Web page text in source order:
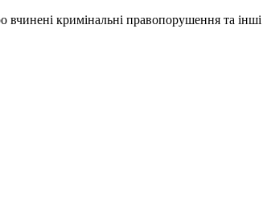
кримінальні правопорушення та інші